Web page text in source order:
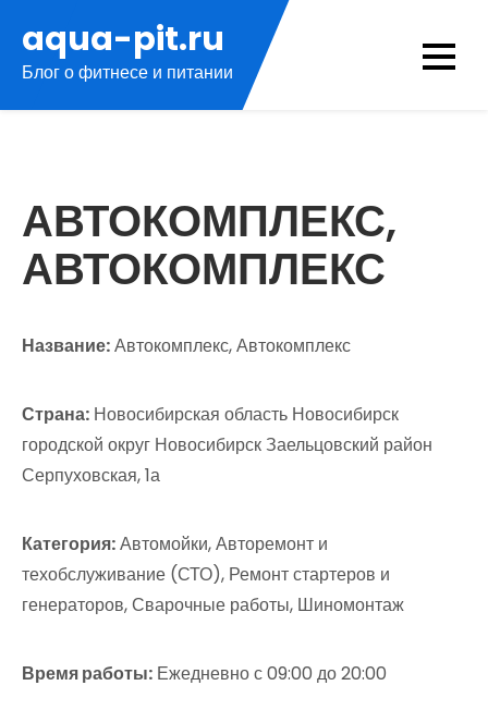
содержимому
aqua-pit.ru
Блог о фитнесе и питании
АВТОКОМПЛЕКС,
АВТОКОМПЛЕКС
Название:Автокомплекс, Автокомплекс
Страна: Новосибирская область Новосибирск
городской округ Новосибирск Заельцовский район
Серпуховская, 1а
Категория:Автомойки, Авторемонт и
техобслуживание (СТО), Ремонт стартеров и
генераторов, Сварочные работы, Шиномонтаж
Время работы: Ежедневно с 09:00 до 20:00